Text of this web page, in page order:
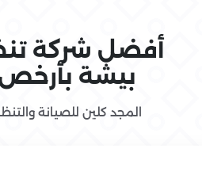
أفضل شركة
بيشة بأرخص
المجد كلين للصيانة